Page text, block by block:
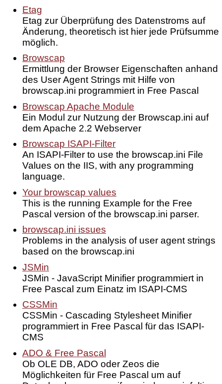
Etag
Etag zur Überprüfung des Datenstroms auf
Änderung, theoretisch ist hier jede Prüfsumme
möglich.
Browscap
Ermittlung der Browser Eigenschaften anhand
des User Agent Strings mit Hilfe von
browscap.ini programmiert in Free Pascal
Browscap Apache Module
Ein Modul zur Nutzung der Browscap.ini auf
dem Apache 2.2 Webserver
Browscap ISAPI-Filter
An ISAPI-Filter to use the browscap.ini File
Values on the IIS, with any programming
language.
Your browscap values
This is the running Example for the Free
Pascal version of the browscap.ini parser.
browscap.ini issues
Problems in the analysis of user agent strings
based on the browscap.ini
JSMin
JSMin - JavaScript Minifier programmiert in
Free Pascal zum Einatz im ISAPI-CMS
CSSMin
CSSMin - Cascading Stylesheet Minifier
programmiert in Free Pascal für das ISAPI-
CMS
ADO & Free Pascal
Ob OLE DB, ADO oder Zeos die
Möglichkeiten für Free Pascal um auf